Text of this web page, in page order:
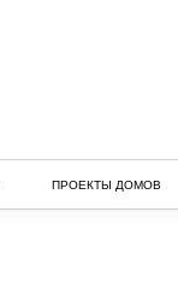
ПРОЕКТЫ ДОМОВ